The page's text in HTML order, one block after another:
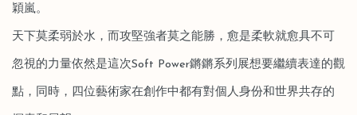
穎嵐。
天下莫柔弱於水，而攻堅強者莫之能勝，愈是柔軟就愈具不可
忽視的力量依然是這次Soft Power鏘鏘系列展想要繼續表達的觀
點，同時，四位藝術家在創作中都有對個人身份和世界共存的